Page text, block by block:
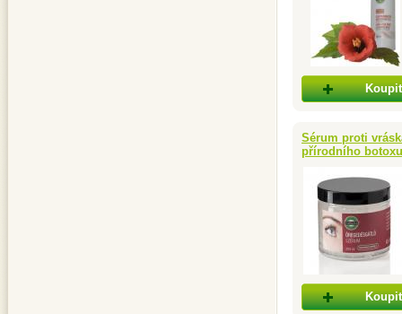
Koupit
Sérum proti
přírodního
Koupit